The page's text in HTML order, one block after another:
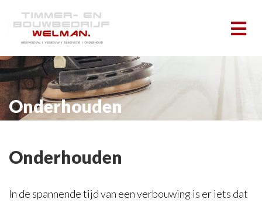
Onderhouden
Onderhouden
In de spannende tijd van een verbouwing is er iets dat